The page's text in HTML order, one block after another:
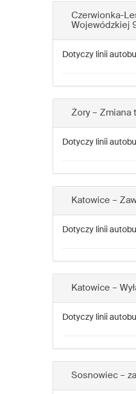
Czerwionka-
Wojewódzkiej
Dotyczy linii
Żory – Zmiana
Dotyczy linii
Katowice –
Dotyczy linii
Katowice –
Dotyczy linii
Sosnowiec –